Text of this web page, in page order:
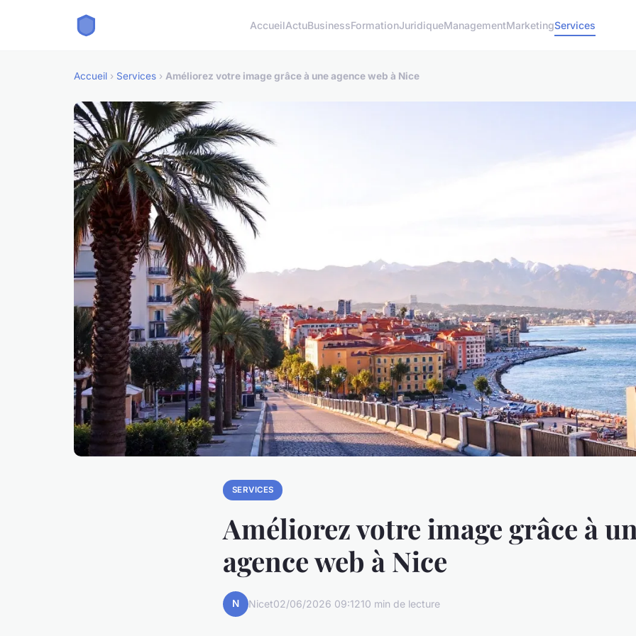
AccueilActuBusinessFormationJuridiqueManagementMarketingServices
Accueil › Services › Améliorez votre image grâce à une agence web à Nice
SERVICES
Améliorez votre image grâce à
agence web à Nice
N Nicet02/06/2026 09:1210 min de lecture